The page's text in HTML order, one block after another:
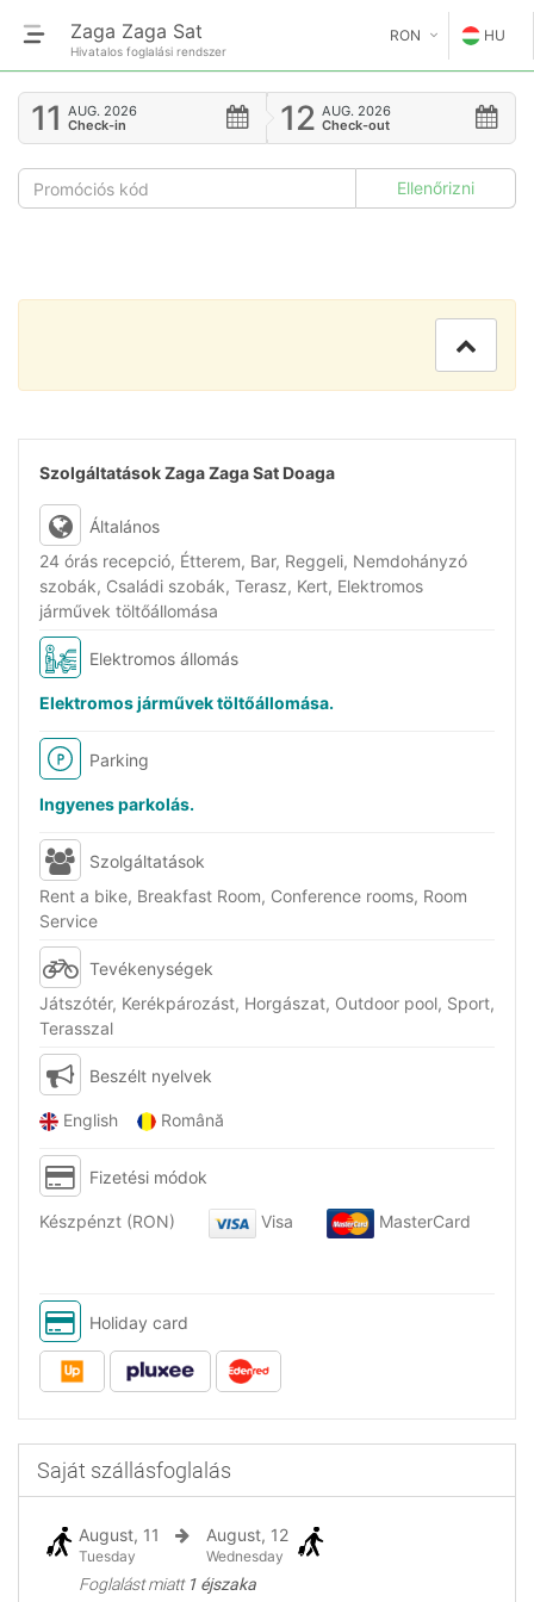
Zaga Zaga Sat
Hivatalos foglalási rendszer
RON
€
$
£
HU
EN
GE
GR
RO
11 AUG. 2026
Check-in
12 AUG. 2026
Check-out
Szolgáltatások Zaga Zaga Sat Doaga
Általános
24 órás recepció, Étterem, Bar, Reggeli, Nemdohányzó
szobák, Családi szobák, Terasz, Kert, Elektromos
járművek töltőállomása
Elektromos állomás
Elektromos járművek töltőállomása.
Parking
Ingyenes parkolás.
Szolgáltatások
Rent a bike, Breakfast Room, Conference rooms, Room
Service
Tevékenységek
Játszótér, Kerékpározást, Horgászat, Outdoor pool, Sport,
Terasszal
Beszélt nyelvek
English Română
Fizetési módok
Készpénzt (RON) Visa MasterCard
Holiday card
Saját szállásfoglalás
August, 11
Tuesday
August, 12
Wednesday
Foglalást miatt 1 éjszaka